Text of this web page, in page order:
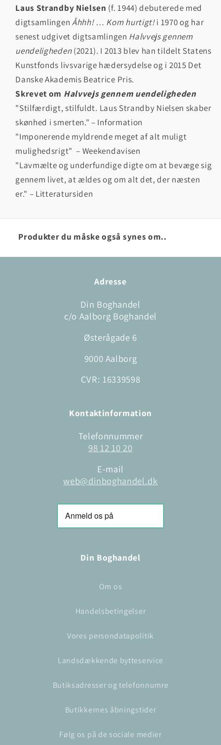
Laus Strandby Nielsen (f. 1944) debuterede med
digtsamlingen Åhhh! … Kom hurtigt!i 1970 og har
senest udgivet digtsamlingen Halvvejs gennem
uendeligheden(2021). I 2013 blev han tildelt Statens
Kunstfonds livsvarige hædersydelse og i 2015 Det
Danske Akademis Beatrice Pris.
Skrevet om Halvvejs gennem uendeligheden
"Stilfærdigt, stilfuldt. Laus Strandby Nielsen skaber
skønhed i smerten." – Information
"Imponerende myldrende meget af alt muligt
mulighedsrigt" – Weekendavisen
"Lavmælte og underfundige digte om at bevæge sig
gennem livet, at ældes og om alt det, der næsten
er." – Litteratursiden
Produkter du måske også synes om..
Adresse
Din Boghandel
c/o Aalborg Boghandel
Østerågade 6
9000 Aalborg
CVR: 16339598
Kontaktinformation
Telefonnummer
98 12 10 20
E-mail
web@dinboghandel.dk
Din Boghandel
Om os
Handelsbetingelser
Vores persondatapolitik
Landsdækkende bytteservice
Butiksadresser og telefonnumre
Butikkernes åbningstider
Følg os på de sociale medier